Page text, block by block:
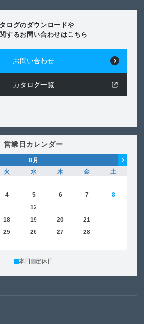
ログのダウンロードや
するお問い合わせはこちら
お問い合わせ
カタログ一覧
営業日カレンダー
8 月
火 水 木 金
土
4 5 6 7
8
12
18 19 20 21
25 26 27 28
本日 定休日